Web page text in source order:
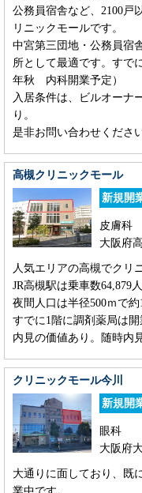
公務員宿舎など、2100戸
リニックモールです。
中宮第三団地・公務員宿
所として最適です。すで
年秋 内科開業予定）
入居条件は、ビルオーナ
り。
是非お問い合わせくださ
高槻クリニックモール
新規開
皮膚科
大阪府
人気エリアの高槻でクリ
JR高槻駅は乗車数64,879
夜間人口は半径500ｍで約
すでに1階に調剤薬局は開
内見の価値あり。随時内
クリニックモール今川
新規開
眼科
大阪府
大通りに面しており、既